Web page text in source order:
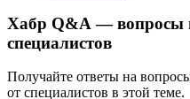
Хабр Q&A — вопросы
специалистов
Получайте ответы на
от специалистов в этой теме.